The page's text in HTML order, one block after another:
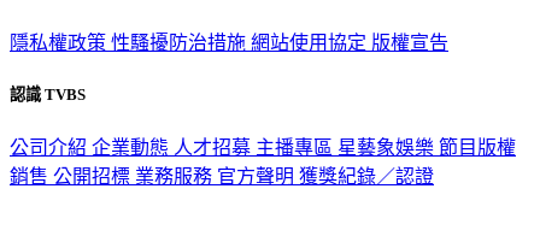
隱私權政策 性騷擾防治措施 網站使用協定 版權宣告
認識 TVBS
公司介紹 企業動態 人才招募 主播專區 星藝象娛樂 節目版權
銷售 公開招標 業務服務 官方聲明 獲獎紀錄／認證